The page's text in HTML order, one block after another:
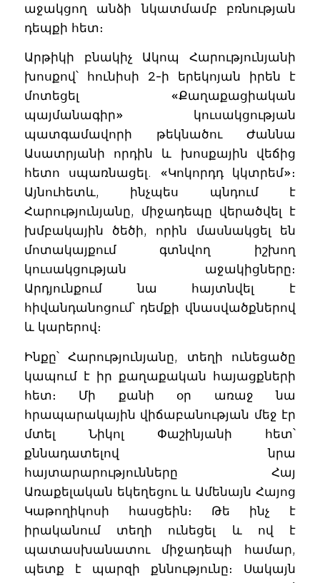
աջակցող անձի նկատմամբ բռնության
դեպքի հետ։
Արթիկի բնակիչ Ակոպ Հարությունյանի
խոսքով՝ հունիսի 2-ի երեկոյան իրեն է
մոտեցել «Քաղաքացիական
պայմանագիր» կուսակցության
պատգամավորի թեկնածու Ժաննա
Ասատրյանի որդին և խոսքային վեճից
հետո սպառնացել. «Կոկորդդ կկտրեմ»։
Այնուհետև, ինչպես պնդում է
Հարությունյանը, միջադեպը վերածվել է
խմբակային ծեծի, որին մասնակցել են
մոտակայքում գտնվող իշխող
կուսակցության աջակիցները։
Արդյունքում նա հայտնվել է
հիվանդանոցում՝ դեմքի վնասվածքներով
և կարերով։
Ինքը՝ Հարությունյանը, տեղի ունեցածը
կապում է իր քաղաքական հայացքների
հետ։ Մի քանի օր առաջ նա
հրապարակային վիճաբանության մեջ էր
մտել Նիկոլ Փաշինյանի հետ՝
քննադատելով նրա
հայտարարությունները Հայ
Առաքելական եկեղեցու և Ամենայն Հայոց
Կաթողիկոսի հասցեին։ Թե ինչ է
իրականում տեղի ունեցել և ով է
պատասխանատու միջադեպի համար,
պետք է պարզի քննությունը։ Սակայն